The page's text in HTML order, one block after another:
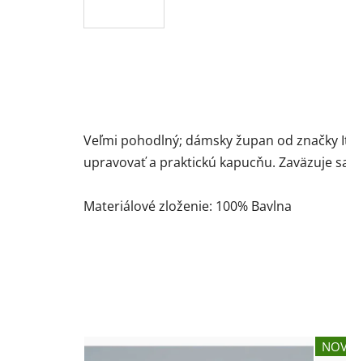
Veľmi pohodlný; dámsky župan od
upravovať a praktickú kapucňu. Zaväzuje
Materiálové zloženie: 100% Bavlna